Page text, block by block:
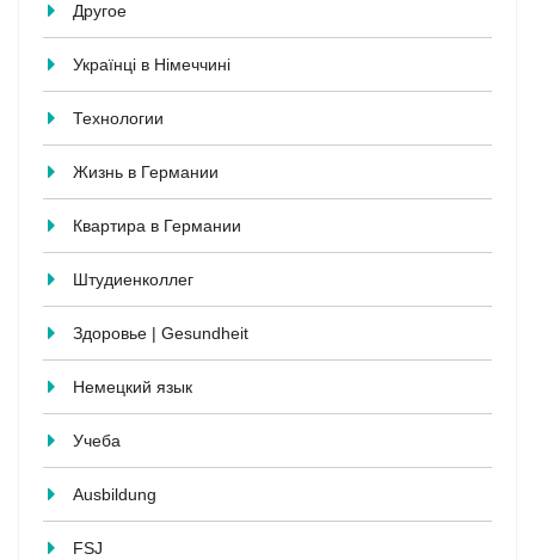
Другое
Українці в Німеччині
Технологии
Жизнь в Германии
Квартира в Германии
Штудиенколлег
Здоровье | Gesundheit
Немецкий язык
Учеба
Ausbildung
FSJ